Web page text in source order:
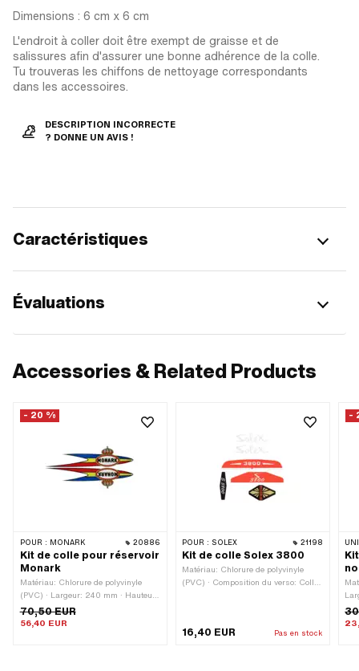
Dimensions : 6 cm x 6 cm
L'endroit à coller doit être exempt de graisse et de
salissures afin d'assurer une bonne adhérence de la colle.
Tu trouveras les chiffons de nettoyage correspondants
dans les accessoires.
DESCRIPTION INCORRECTE
? DONNE UN AVIS !
Caractéristiques
Évaluations
Accessories & Related Products
- 20 %
POUR : MONARK 20886
Kit de colle pour réservoir
Monark
Matériau: Chlorure de polyvinyle
(PVC) · Largeur: 240 mm · Hauteur:
60 mm · Composition du verso:
Colle · Lieu d'utilisation: Réservoir
70,50 EUR
56,40 EUR
POUR : SOLEX 21198
Kit de colle Solex 3800
Matériau: Chlorure de polyvinyle
(PVC) · Composition du verso: Colle
16,40 EUR Pas en stock
-
·